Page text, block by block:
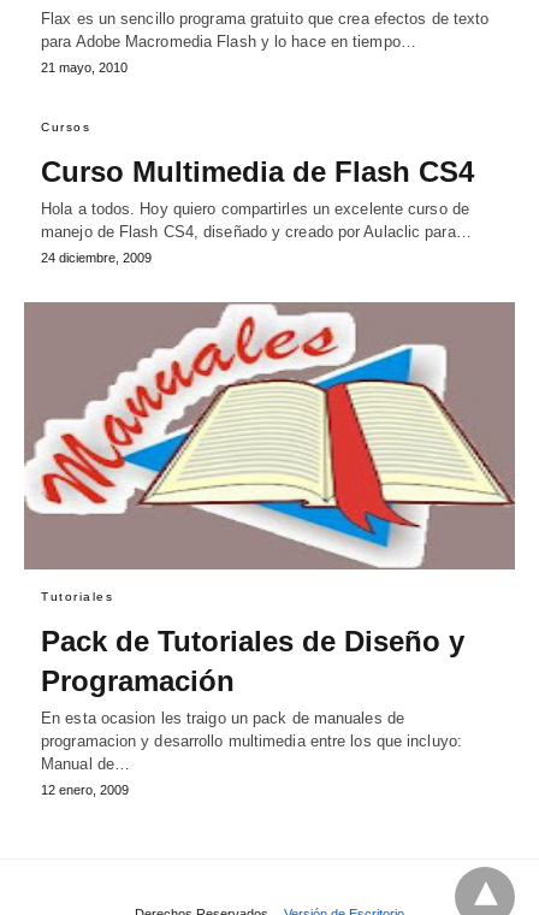
Flax es un sencillo programa gratuito que crea efectos de texto
para Adobe Macromedia Flash y lo hace en tiempo…
21 mayo, 2010
Cursos
Curso Multimedia de Flash CS4
Hola a todos. Hoy quiero compartirles un excelente curso de
manejo de Flash CS4, diseñado y creado por Aulaclic para…
24 diciembre, 2009
Tutoriales
Pack de Tutoriales de Diseño y
Programación
En esta ocasion les traigo un pack de manuales de
programacion y desarrollo multimedia entre los que incluyo:
Manual de…
12 enero, 2009